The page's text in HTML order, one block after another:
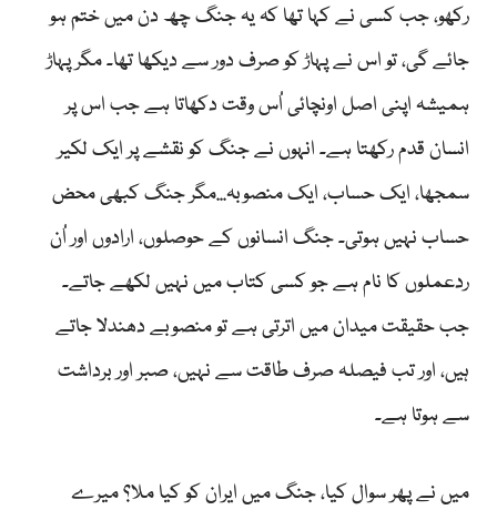
رکھو، جب کسی نے کہا تھا کہ یہ جنگ چھ دن میں ختم ہو
جائے گی، تو اس نے پہاڑ کو صرف دور سے دیکھا تھا۔ مگر پہاڑ
ہمیشہ اپنی اصل اونچائی اُس وقت دکھاتا ہے جب اس پر
انسان قدم رکھتا ہے۔ انہوں نے جنگ کو نقشے پر ایک لکیر
سمجھا، ایک حساب، ایک منصوبہ...مگر جنگ کبھی محض
حساب نہیں ہوتی۔ جنگ انسانوں کے حوصلوں، ارادوں اور اُن
ردعملوں کا نام ہے جو کسی کتاب میں نہیں لکھے جاتے۔
جب حقیقت میدان میں اترتی ہے تو منصوبے دھندلا جاتے
ہیں، اور تب فیصلہ صرف طاقت سے نہیں، صبر اور برداشت
سے ہوتا ہے۔
میں نے پھر سوال کیا، جنگ میں ایران کو کیا ملا؟ میرے